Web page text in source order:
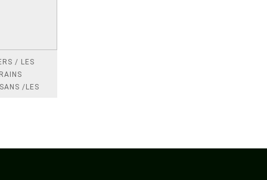
/ LES
/LES